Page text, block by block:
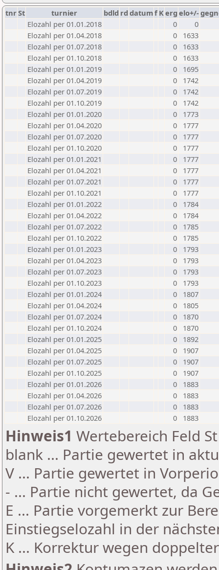
tnrSt turnier bdld rd datumf Kerg elo+/-
Elozahl per 01.01.2018
0
0
Elozahl per 01.04.2018
0
1633
Elozahl per 01.07.2018
0
1633
Elozahl per 01.10.2018
0
1633
Elozahl per 01.01.2019
0
1695
Elozahl per 01.04.2019
0
1742
Elozahl per 01.07.2019
0
1742
Elozahl per 01.10.2019
0
1742
Elozahl per 01.01.2020
0
1773
Elozahl per 01.04.2020
0
1777
Elozahl per 01.07.2020
0
1777
Elozahl per 01.10.2020
0
1777
Elozahl per 01.01.2021
0
1777
Elozahl per 01.04.2021
0
1777
Elozahl per 01.07.2021
0
1777
Elozahl per 01.10.2021
0
1777
Elozahl per 01.01.2022
0
1784
Elozahl per 01.04.2022
0
1784
Elozahl per 01.07.2022
0
1785
Elozahl per 01.10.2022
0
1785
Elozahl per 01.01.2023
0
1793
Elozahl per 01.04.2023
0
1793
Elozahl per 01.07.2023
0
1793
Elozahl per 01.10.2023
0
1793
Elozahl per 01.01.2024
0
1807
Elozahl per 01.04.2024
0
1805
Elozahl per 01.07.2024
0
1870
Elozahl per 01.10.2024
0
1870
Elozahl per 01.01.2025
0
1892
Elozahl per 01.04.2025
0
1907
Elozahl per 01.07.2025
0
1907
Elozahl per 01.10.2025
0
1907
Elozahl per 01.01.2026
0
1883
Elozahl per 01.04.2026
0
1883
Elozahl per 01.07.2026
0
1883
Elozahl per 01.10.2026
0 1883
Hinweis1 Wertebereich Feld
blank ... Partie gewertet in
V ... Partie gewertet in
- ... Partie nicht gewertet, da
E ... Partie vorgemerkt zur
Einstiegselozahl in der
K ... Korrektur wegen